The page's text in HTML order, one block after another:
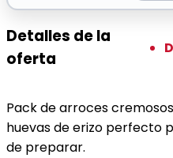
Detalles de la
oferta
Pack de arroces
huevas de erizo perfecto
de preparar.